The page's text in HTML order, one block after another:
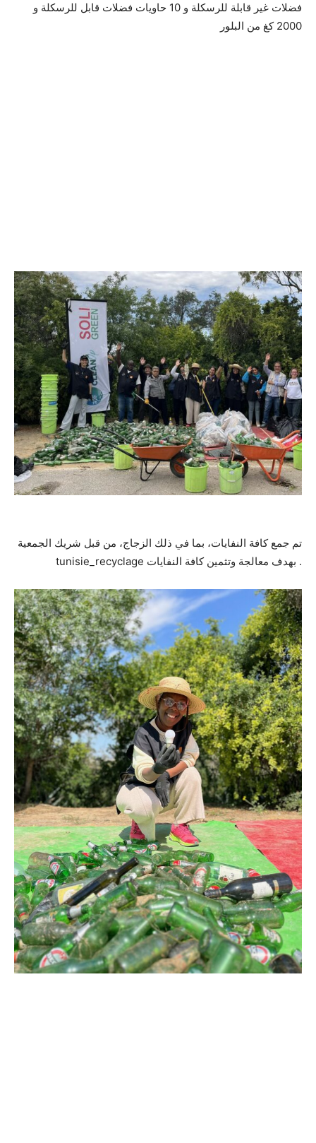
فضلات غير قابلة للرسكلة و 10 حاويات فضلات قابل للرسكلة و
2000 كغ من البلور
تم جمع كافة النفايات، بما في ذلك الزجاج، من قبل شريك الجمعية
tunisie_recyclage بهدف معالجة وتثمين كافة النفايات .